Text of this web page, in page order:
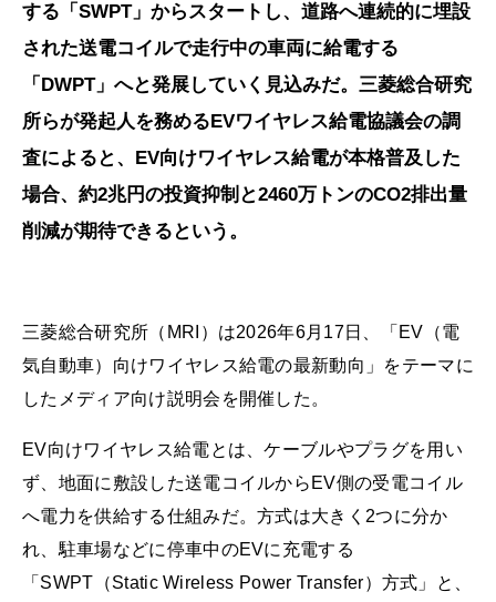
する「SWPT」からスタートし、道路へ連続的に埋設
された送電コイルで走行中の車両に給電する
「DWPT」へと発展していく見込みだ。三菱総合研究
所らが発起人を務めるEVワイヤレス給電協議会の調
査によると、EV向けワイヤレス給電が本格普及した
場合、約2兆円の投資抑制と2460万トンのCO2排出量
削減が期待できるという。
三菱総合研究所（MRI）は2026年6月17日、「EV（電
気自動車）向けワイヤレス給電の最新動向」をテーマに
したメディア向け説明会を開催した。
EV向けワイヤレス給電とは、ケーブルやプラグを用い
ず、地面に敷設した送電コイルからEV側の受電コイル
へ電力を供給する仕組みだ。方式は大きく2つに分か
れ、駐車場などに停車中のEVに充電する
「SWPT（Static Wireless Power Transfer）方式」と、